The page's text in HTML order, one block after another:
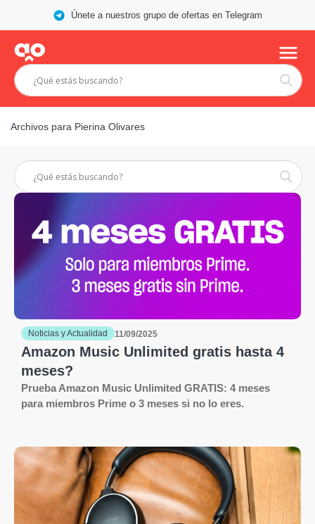
Únete a nuestros grupo de ofertas en Telegram
Archivos para Pierina Olivares
Noticias y Actualidad 11/09/2025
Amazon Music Unlimited gratis hasta 4
meses?
Prueba Amazon Music Unlimited GRATIS: 4 meses
para miembros Prime o 3 meses si no lo eres.